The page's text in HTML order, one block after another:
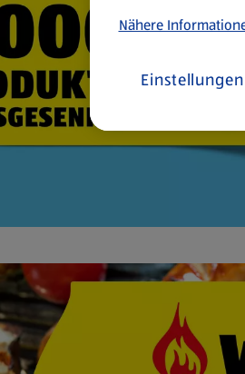
Nähere
Einstellungen